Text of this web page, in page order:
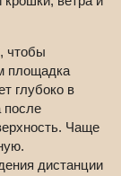
чтобы
площадка
глубоко в
после
Чаще
дистанции